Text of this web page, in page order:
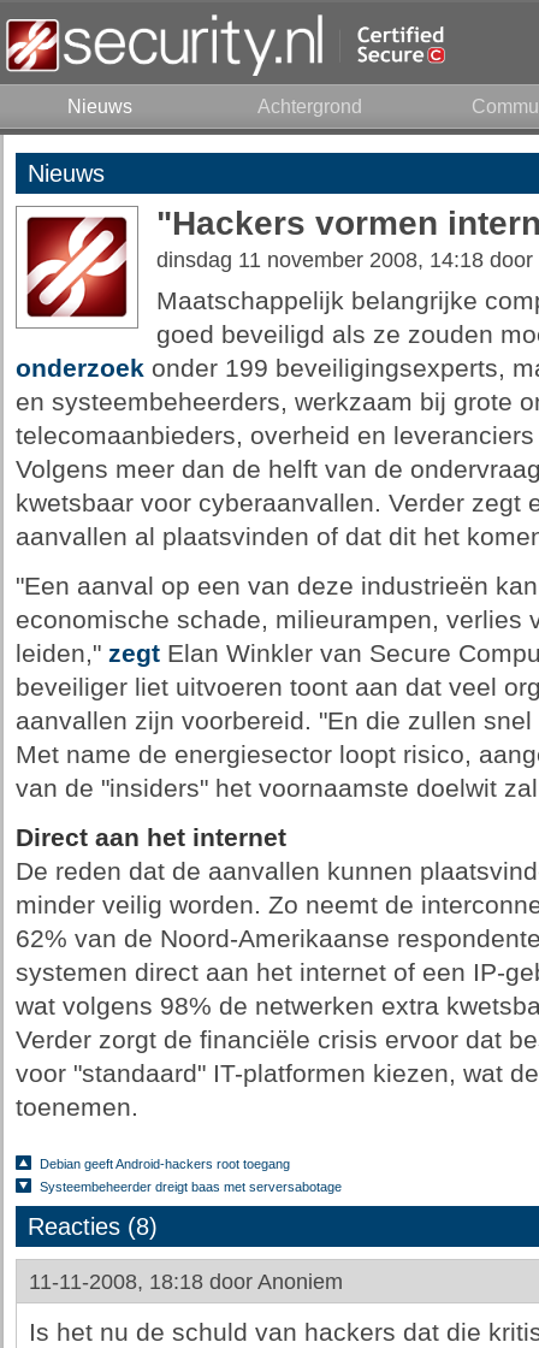
Nieuws Achtergrond
Nieuws
"Hackers vormen
dinsdag 11 november 2008, 14:18 door
Maatschappelijk belangrijke
goed beveiligd als ze zouden
onderzoekonder 199 beveiligingsexperts,
en systeembeheerders, werkzaam bij grote
telecomaanbieders, overheid en
Volgens meer dan de helft van de
kwetsbaar voor cyberaanvallen. Verder zegt
aanvallen al plaatsvinden of dat dit het
"Een aanval op een van deze industrieën
economische schade, milieurampen, verlies
leiden," zegtElan Winkler van Secure
beveiliger liet uitvoeren toont aan dat veel
aanvallen zijn voorbereid. "En die zullen
Met name de energiesector loopt risico,
van de "insiders" het voornaamste doelwit
Direct aan het internet
De reden dat de aanvallen kunnen
minder veilig worden. Zo neemt de
62% van de Noord-Amerikaanse
systemen direct aan het internet of een IP-
wat volgens 98% de netwerken extra
Verder zorgt de financiële crisis ervoor dat
voor "standaard" IT-platformen kiezen, wat
toenemen.
Debian geeft Android-hackers root toegang
Systeembeheerder dreigt baas met serversabotage
Reacties (8)
11-11-2008, 18:18 door Anoniem
Is het nu de schuld van hackers dat die